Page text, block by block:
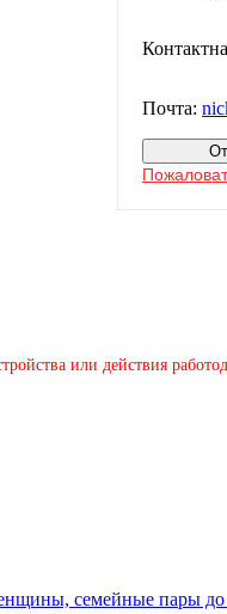
Почта:
или действия
семейные пары до